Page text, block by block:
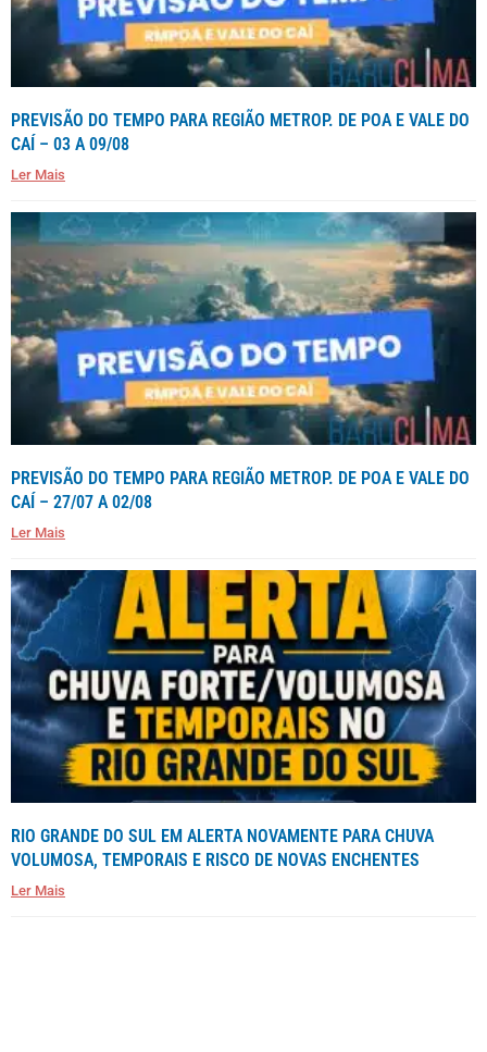
PREVISÃO DO TEMPO PARA REGIÃO METROP. DE POA E VALE DO
CAÍ – 03 A 09/08
Ler Mais
PREVISÃO DO TEMPO PARA REGIÃO METROP. DE POA E VALE DO
CAÍ – 27/07 A 02/08
Ler Mais
RIO GRANDE DO SUL EM ALERTA NOVAMENTE PARA CHUVA
VOLUMOSA, TEMPORAIS E RISCO DE NOVAS ENCHENTES
Ler Mais